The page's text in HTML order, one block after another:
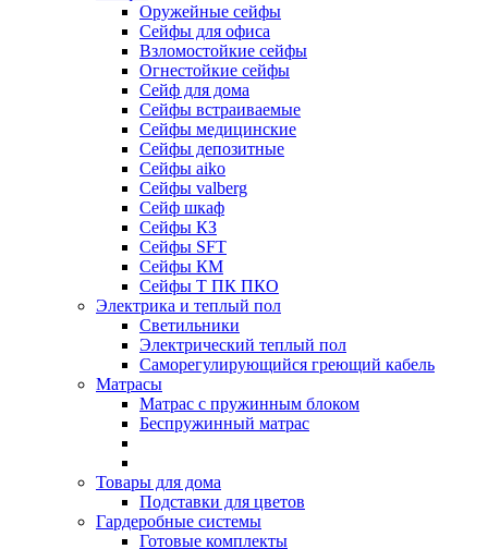
Оружейные сейфы
Сейфы для офиса
Взломостойкие сейфы
Огнестойкие сейфы
Cейф для дома
Сейфы встраиваемые
Сейфы медицинские
Сейфы депозитные
Сейфы aiko
Сейфы valberg
Сейф шкаф
Сейфы КЗ
Сейфы SFT
Сейфы КМ
Сейфы Т ПК ПКО
Электрика и теплый пол
Светильники
Электрический теплый пол
Саморегулирующийся греющий кабель
Матрасы
Матрас с пружинным блоком
Беспружинный матрас
Товары для дома
Подставки для цветов
Гардеробные системы
Готовые комплекты